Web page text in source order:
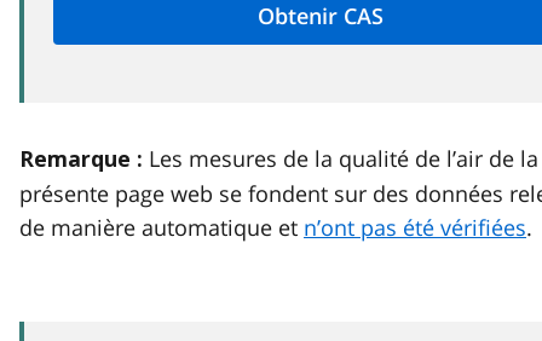
Remarque : Les mesures de la qualité de l’air de la
présente page web se fondent sur des données
de manière automatique et n’ont pas été vérifiées.